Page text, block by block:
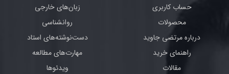
حساب کاربری
محصولات
درباره مرتضی جاوید
راهنمای خرید
مقالات
زبان‌های خارجی
روانشناسی
دست‌نوشته‌های استاد
مهارت‌های مطالعه
ویدئوها